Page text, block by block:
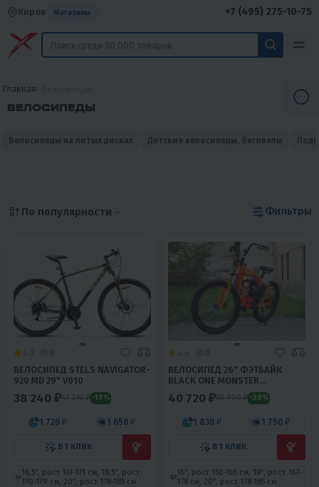
Киров Магазины +7 (495) 275-10-75
Главная
ВЕЛОСИПЕДЫ
Велосипеды на литых дисках Детские велосипеды, беговелы
По популярности Фильтры
ВЕЛОСИПЕД STELS NAVIGATOR-
920 MD 29" V010
38 240 ₽47 210 ₽ -19%
1 720 ₽ 1 650 ₽
В 1 КЛИК
16,5", рост 161-171 см, 18,5", рост
170-179 см, 20", рост 178-185 см
ВЕЛОСИПЕД 26" ФЭТБАЙК
BLACK ONE MONSTER
(20СК,РАМА СТАЛЬ) В
КОМПЛЕКТЕ С ВЕЛОМОТОРОМ
40 720 ₽50 900 ₽ -20%
1 830 ₽ 1 750 ₽
В 1 КЛИК
16", рост 150-165 см, 18", рост 167-
178 см, 20", рост 178-185 см